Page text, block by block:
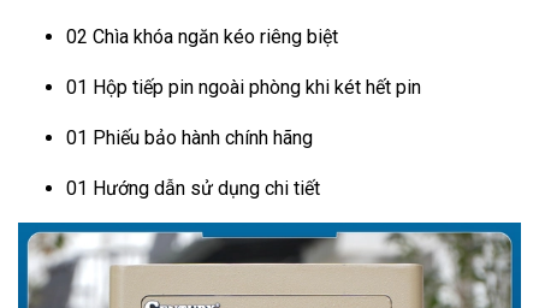
02 Chìa khóa ngăn kéo riêng biệt
01 Hộp tiếp pin ngoài phòng khi két hết pin
01 Phiếu bảo hành chính hãng
01 Hướng dẫn sử dụng chi tiết